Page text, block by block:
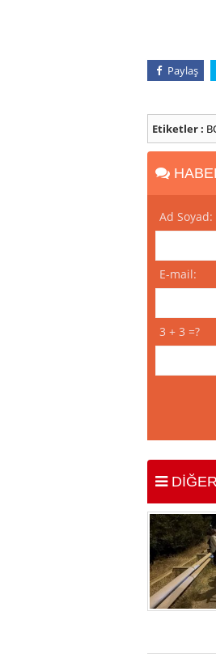
Paylaş
Etiketler :
Ad Soyad:
E-mail:
3 + 3 =?